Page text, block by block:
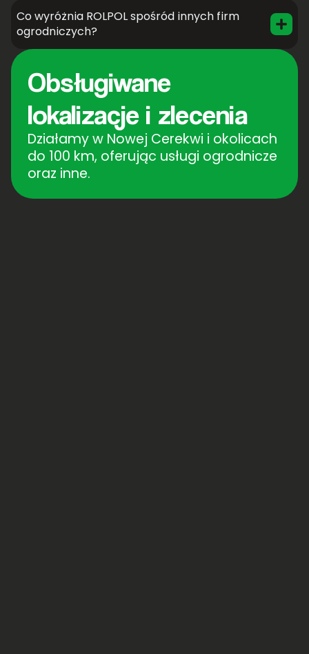
Co wyróżnia ROLPOL spośród innych firm
ogrodniczych?
Obsługiwane
lokalizacje i zlecenia
Działamy w Nowej Cerekwi i okolicach
do 100 km, oferując usługi ogrodnicze
oraz inne.